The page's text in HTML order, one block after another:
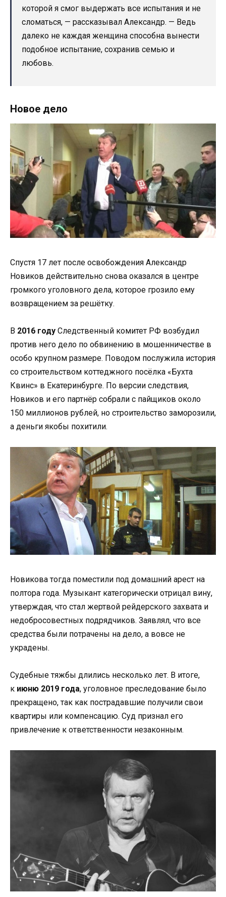
которой я смог выдержать все испытания и не
сломаться, — рассказывал Александр. — Ведь
далеко не каждая женщина способна вынести
подобное испытание, сохранив семью и
любовь.
Новое дело
Спустя 17 лет после освобождения Александр
Новиков действительно снова оказался в центре
громкого уголовного дела, которое грозило ему
возвращением за решётку.
В 2016 году Следственный комитет РФ возбудил
против него дело по обвинению в мошенничестве в
особо крупном размере. Поводом послужила история
со строительством коттеджного посёлка «Бухта
Квинс» в Екатеринбурге. По версии следствия,
Новиков и его партнёр собрали с пайщиков около
150 миллионов рублей, но строительство заморозили,
а деньги якобы похитили.
Новикова тогда поместили под домашний арест на
полтора года. Музыкант категорически отрицал вину,
утверждая, что стал жертвой рейдерского захвата и
недобросовестных подрядчиков. Заявлял, что все
средства были потрачены на дело, а вовсе не
украдены.
Судебные тяжбы длились несколько лет. В итоге,
к июню 2019 года, уголовное преследование было
прекращено, так как пострадавшие получили свои
квартиры или компенсацию. Суд признал его
привлечение к ответственности незаконным.